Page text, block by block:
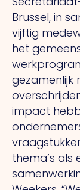
Brussel, in
vijftig
het
gezamenlijk
impact
thema’s